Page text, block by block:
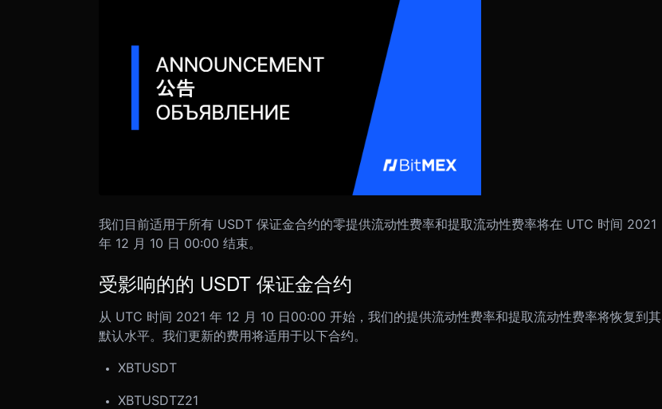
我们目前适用于所有 USDT 保证金合约的零提供流动性费率和提取流动性费率将在 UTC 时间 2021
年 12 月 10 日 00:00 结束。
受影响的的 USDT 保证金合约
从 UTC 时间 2021 年 12 月 10 日00:00 开始，我们的提供流动性费率和提取流动性费率将恢复到其
默认水平。我们更新的费用将适用于以下合约。
XBTUSDT
XBTUSDTZ21